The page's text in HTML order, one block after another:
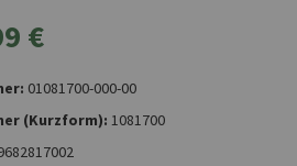
€
01081700-000-00
(Kurzform): 1081700